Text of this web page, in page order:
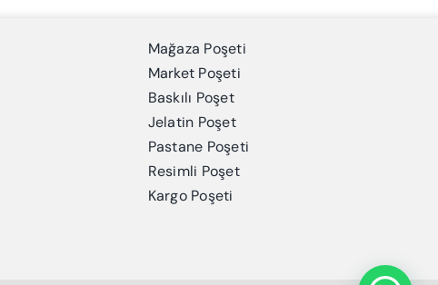
Mağaza Poşeti
Market Poşeti
Baskılı Poşet
Jelatin Poşet
Pastane Poşeti
Resimli Poşet
Kargo Poşeti